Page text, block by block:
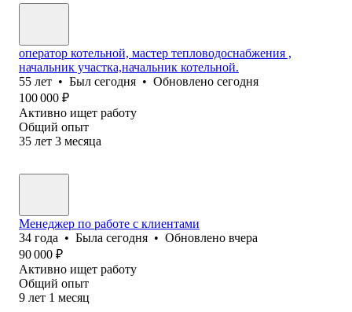
оператор котельной, мастер тепловодоснабжения ,
начальник участка,начальник котельной.
55 лет • Был сегодня • Обновлено сегодня
100 000 ₽
Активно ищет работу
Общий опыт
35 лет 3 месяца
Менеджер по работе с клиентами
34 года • Была сегодня • Обновлено вчера
90 000 ₽
Активно ищет работу
Общий опыт
9 лет 1 месяц